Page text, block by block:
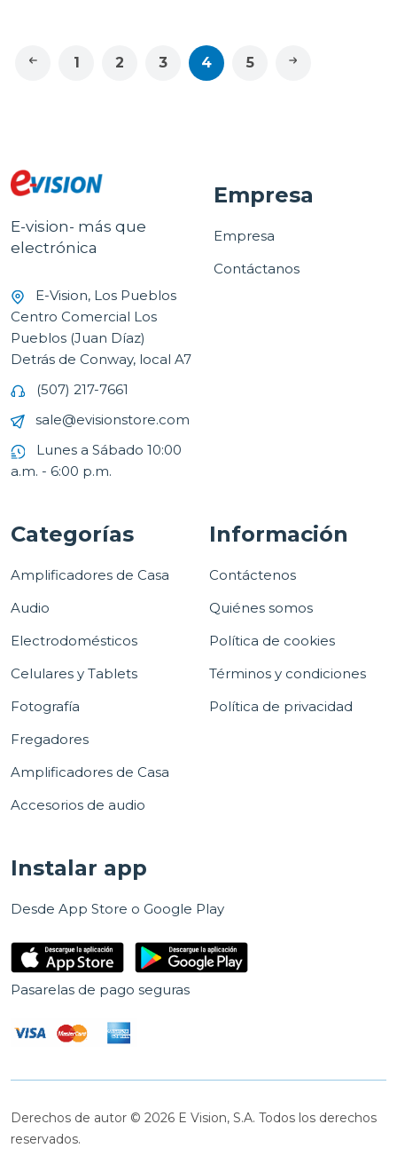
1 2 3 4 5
E-vision- más que
electrónica
E-Vision, Los Pueblos
Centro Comercial Los
Pueblos (Juan Díaz)
Detrás de Conway, local A7
(507) 217-7661
sale@evisionstore.com
Lunes a Sábado 10:00
a.m. - 6:00 p.m.
Empresa
Empresa
Contáctanos
Categorías
Amplificadores de Casa
Audio
Electrodomésticos
Celulares y Tablets
Fotografía
Fregadores
Amplificadores de Casa
Accesorios de audio
Información
Contáctenos
Quiénes somos
Política de cookies
Términos y condiciones
Política de privacidad
Instalar app
Desde App Store o Google Play
Pasarelas de pago seguras
Derechos de autor © 2026 E Vision, S.A. Todos los derechos
reservados.